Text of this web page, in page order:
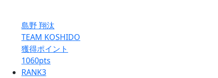
島野 翔汰
TEAM KOSHIDO
獲得ポイント
1060pts
RANK3